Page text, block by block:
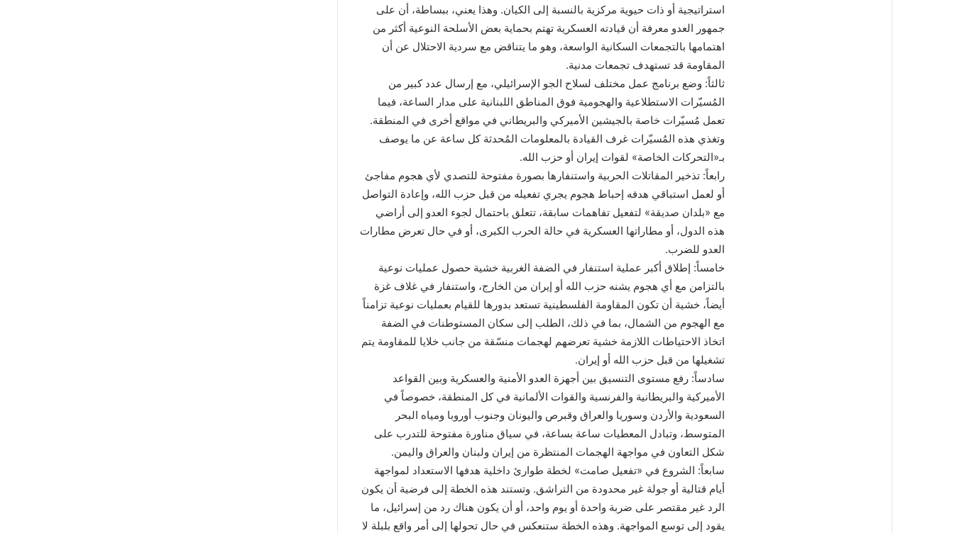
استراتيجية أو ذات حيوية مركزية بالنسبة إلى الكيان. وهذا يعني، ببساطة، أن على
جمهور العدو معرفة أن قيادته العسكرية تهتم بحماية بعض الأسلحة النوعية أكثر من
اهتمامها بالتجمعات السكانية الواسعة، وهو ما يتناقض مع سردية الاحتلال عن أن
المقاومة قد تستهدف تجمعات مدنية.
ثالثاً: وضع برنامج عمل مختلف لسلاح الجو الإسرائيلي، مع إرسال عدد كبير من
المُسيّرات الاستطلاعية والهجومية فوق المناطق اللبنانية على مدار الساعة، فيما
تعمل مُسيّرات خاصة بالجيشين الأميركي والبريطاني في مواقع أخرى في المنطقة.
وتغذي هذه المُسيّرات غرف القيادة بالمعلومات المُحدثة كل ساعة عن ما يوصف
بـ«التحركات الخاصة» لقوات إيران أو حزب الله.
رابعاً: تذخير المقاتلات الحربية واستنفارها بصورة مفتوحة للتصدي لأي هجوم مفاجئ
أو لعمل استباقي هدفه إحباط هجوم يجري تفعيله من قبل حزب الله، وإعادة التواصل
مع «بلدان صديقة» لتفعيل تفاهمات سابقة، تتعلق باحتمال لجوء العدو إلى أراضي
هذه الدول، أو مطاراتها العسكرية في حالة الحرب الكبرى، أو في حال تعرض مطارات
العدو للضرب.
خامساً: إطلاق أكبر عملية استنفار في الضفة الغربية خشية حصول عمليات نوعية
بالتزامن مع أي هجوم يشنه حزب الله أو إيران من الخارج، واستنفار في غلاف غزة
أيضاً، خشية أن تكون المقاومة الفلسطينية تستعد بدورها للقيام بعمليات نوعية تزامناً
مع الهجوم من الشمال، بما في ذلك، الطلب إلى سكان المستوطنات في الضفة
اتخاذ الاحتياطات اللازمة خشية تعرضهم لهجمات منسّقة من جانب خلايا للمقاومة يتم
تشغيلها من قبل حزب الله أو إيران.
سادساً: رفع مستوى التنسيق بين أجهزة العدو الأمنية والعسكرية وبين القواعد
الأميركية والبريطانية والفرنسية والقوات الألمانية في كل المنطقة، خصوصاً في
السعودية والأردن وسوريا والعراق وقبرص واليونان وجنوب أوروبا ومياه البحر
المتوسط، وتبادل المعطيات ساعة بساعة، في سياق مناورة مفتوحة للتدرب على
شكل التعاون في مواجهة الهجمات المنتظرة من إيران ولبنان والعراق واليمن.
سابعاً: الشروع في «تفعيل صامت» لخطة طوارئ داخلية هدفها الاستعداد لمواجهة
أيام قتالية أو جولة غير محدودة من التراشق. وتستند هذه الخطة إلى فرضية أن يكون
الرد غير مقتصر على ضربة واحدة أو يوم واحد، أو أن يكون هناك رد من إسرائيل، ما
يقود إلى توسع المواجهة. وهذه الخطة ستنعكس في حال تحولها إلى أمر واقع بلبلة لا